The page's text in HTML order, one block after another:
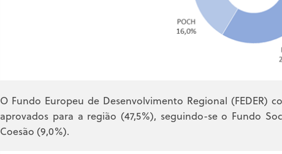
O Fundo Europeu de Desenvolvimento Regional (FEDER)
aprovados para a região (47,5%), seguindo-se o Fundo
Coesão (9,0%).